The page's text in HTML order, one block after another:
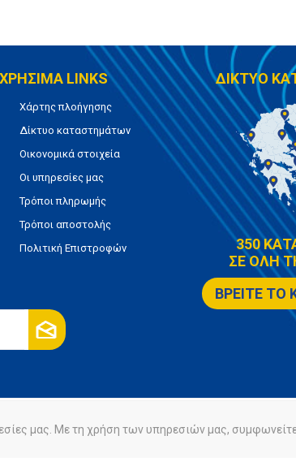
ΧΡΗΣΙΜΑ LINKS
Χάρτης πλοήγησης
Δίκτυο καταστημάτων
Οικονομικά στοιχεία
Οι υπηρεσίες μας
Τρόποι πληρωμής
Τρόποι αποστολής
Πολιτική Επιστροφών
ΔΙΚΤΥΟ
350
ΣΕ ΟΛΗ
ΒΡΕΙΤΕ ΤΟ
Πολιτική Cookies
μας. Με τη χρήση των υπηρεσιών μας,